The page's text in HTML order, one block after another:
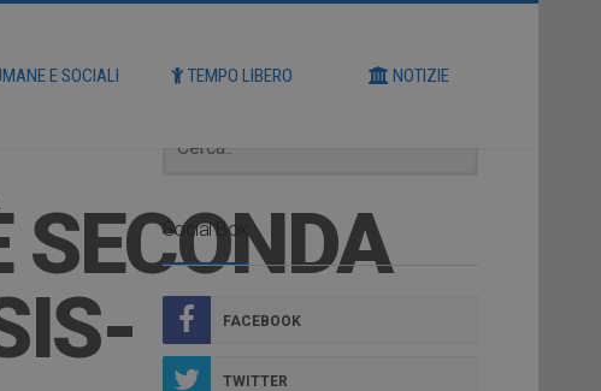
E SOCIALI TEMPO LIBERO NOTIZIE
SECONDA
Social Box
FACEBOOK
TWITTER